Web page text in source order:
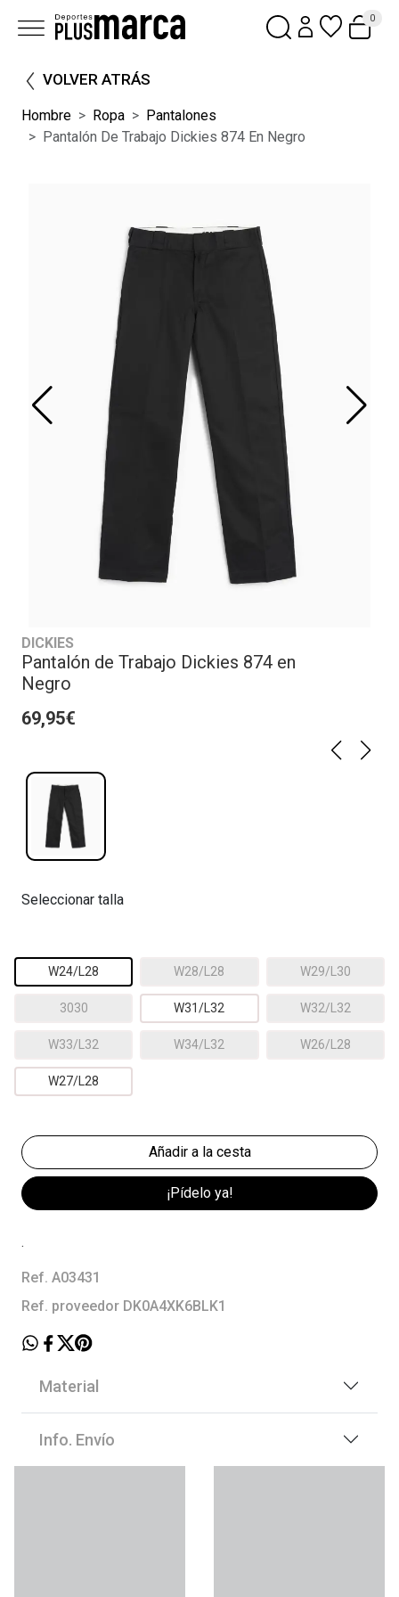
0
VOLVER ATRÁS
Hombre Ropa
Pantalones
Pantalón De Trabajo Dickies 874 En Negro
DICKIES
Pantalón de Trabajo Dickies 874 en
Negro
69,95€
Seleccionar talla
W24/L28 W28/L28 W29/L30
3030 W31/L32 W32/L32
W33/L32 W34/L32 W26/L28
W27/L28
¡Pídelo ya!
.
Ref. A03431
Ref. proveedor DK0A4XK6BLK1
Material
Info. Envío